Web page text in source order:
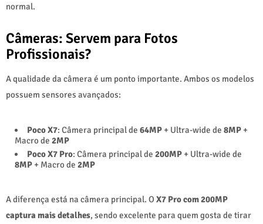
normal.
Câmeras: Servem para Fotos
Profissionais?
A qualidade da câmera é um ponto importante. Ambos os modelos
possuem sensores avançados:
Poco X7: Câmera principal de 64MP + Ultra-wide de 8MP +
Macro de 2MP
Poco X7 Pro: Câmera principal de 200MP + Ultra-wide de
8MP + Macro de 2MP
A diferença está na câmera principal. O X7 Pro com 200MP
captura mais detalhes, sendo excelente para quem gosta de tirar